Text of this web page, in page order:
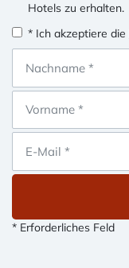
Hotels zu erhalten.
* Ich akzeptiere die
* Erforderliches Feld